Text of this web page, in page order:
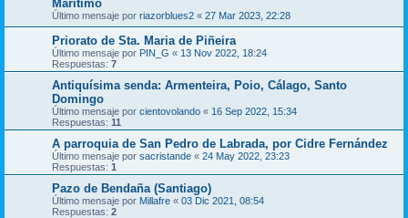
Maritimo
Último mensaje por riazorblues2 « 27 Mar 2023, 22:28
Priorato de Sta. Maria de Piñeira
Último mensaje por PIN_G « 13 Nov 2022, 18:24
Respuestas: 7
Antiquísima senda: Armenteira, Poio, Cálago, Santo
Domingo
Último mensaje por cientovolando « 16 Sep 2022, 15:34
Respuestas: 11
A parroquia de San Pedro de Labrada, por Cidre Fernández
Último mensaje por sacristande « 24 May 2022, 23:23
Respuestas: 1
Pazo de Bendaña (Santiago)
Último mensaje por Millafre « 03 Dic 2021, 08:54
Respuestas: 2